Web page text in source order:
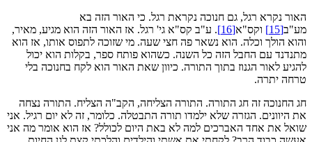
האור נקרא רגל, גם חנוכה נקראת רגל. כי האור הזה בא
מע"ב[15] וקס"א[16]
. ע"ב קס"א גי' רגל. אז האור הזה הוא מגיע, מאיר,
והוא הולך וכלה. הוא נשאר פה חצי שעה. מי שזוכה לתפוס אותו, אז הוא
מתנדנד עם החבל הזה כל השנה. כשהוא פותח ספר, בקלות הוא יכול
להגיע לאור הגנוז בתוך התורה. כיוון שאת האור הוא לקח בחנוכה בלי
טרחה יתרה.
חג החנוכה זה חג התורה. התורה הצליחה, הקב"ה הצליח. התורה נצחה
את היוונים. הגזרה שלא ילמדו תורה התבטלה. כלומר, זה לא יום רגיל. אני
שואל את אחד האברכים למה לא באת היום לכולל? אז הוא אומר מה אני